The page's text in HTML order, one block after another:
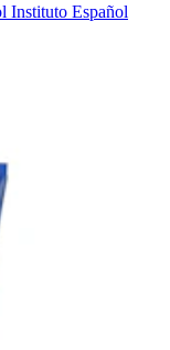
Instituto Español